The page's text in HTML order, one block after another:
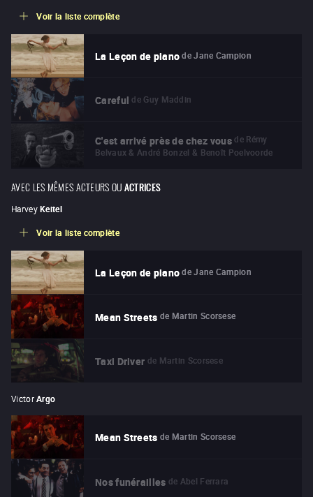
Voir la liste complète
La Leçon de piano de Jane Campion
Careful de Guy Maddin
C'est arrivé près de chez vous de Rémy
Belvaux & André Bonzel & Benoît Poelvoorde
AVEC LES MÊMES ACTEURS OUACTRICES
Harvey Keitel
Voir la liste complète
La Leçon de piano de Jane Campion
Mean Streets de Martin Scorsese
Taxi Driver de Martin Scorsese
Victor Argo
Mean Streets de Martin Scorsese
Nos funérailles de Abel Ferrara